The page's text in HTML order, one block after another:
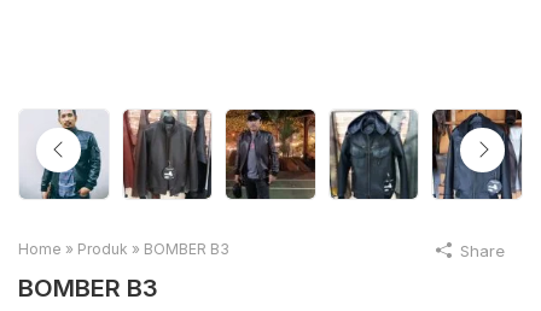
Home » Produk » BOMBER B3
BOMBER B3
Share